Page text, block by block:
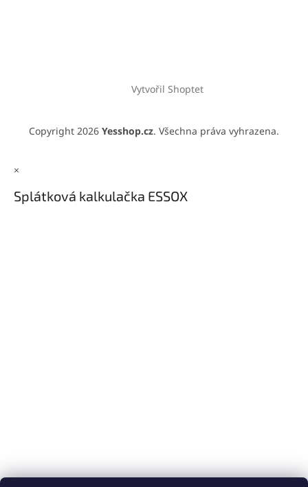
Vytvořil Shoptet
Copyright 2026 Yesshop.cz. Všechna práva vyhrazena.
×
Splátková kalkulačka ESSOX